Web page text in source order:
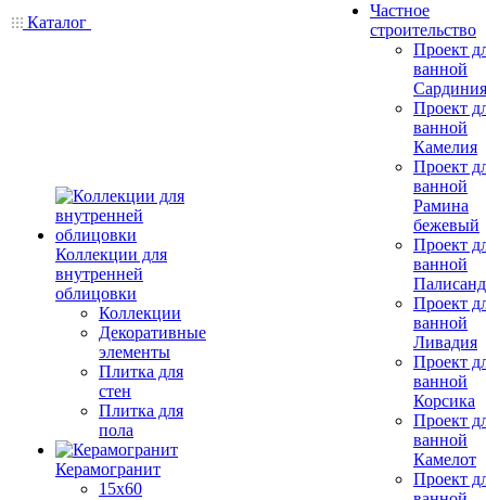
Каталог
Коллекции для
внутренней
облицовки
Коллекции
Декоративные
элементы
Плитка для
стен
Плитка для
пола
Керамогранит
15х60
Частное
строительство
Проект
ванной
Сардиния
Проект
ванной
Камелия
Проект
ванной
Рамина
бежевый
Проект
ванной
Проект
ванной
Ливадия
Проект
ванной
Корсика
Проект
ванной
Камелот
Проект